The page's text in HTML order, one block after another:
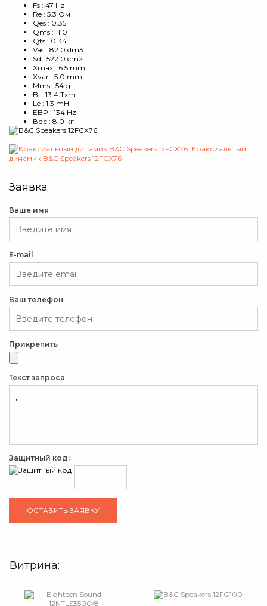
Fs : 47 Hz
Re : 5.3 Ом
Qes : 0.35
Qms : 11.0
Qts : 0.34
Vas : 82.0 dm3
Sd : 522.0 cm2
Xmax : 6.5 mm
Xvar : 5.0 mm
Mms : 54 g
Bl : 13.4 Txm
Le : 1.3 mH
EBP : 134 Hz
Вес : 8.0 кг
Коаксиальный
динамик B&C Speakers 12FCX76
Заявка
Ваше имя
E-mail
Ваш телефон
Прикрепить
Текст запроса
Защитный код:
Витрина: